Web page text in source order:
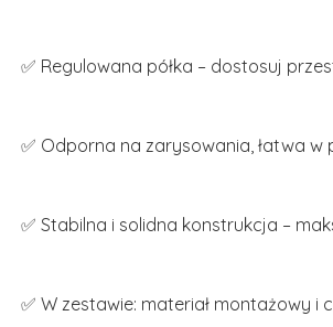
✅ Regulowana półka – dostosuj
✅ Odporna na zarysowania, łatwa w
✅ Stabilna i solidna konstrukcja –
✅ W zestawie: materiał montażowy i